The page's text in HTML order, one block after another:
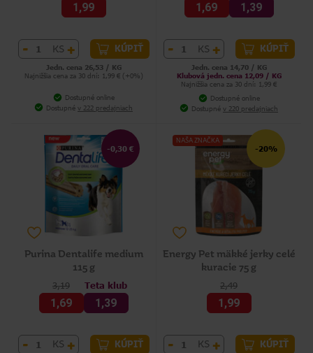
1,99
- KS + KÚPIŤ
Jedn. cena 26,53 / KG
Najnižšia cena za 30 dní: 1,99 € (+0%)
Dostupné online
Dostupné v 222 predajniach
1,69 1,39
- KS + KÚPIŤ
Jedn. cena 14,70 / KG
Klubová jedn. cena 12,09 / KG
Najnižšia cena za 30 dní: 1,99 €
Dostupné online
Dostupné v 220 predajniach
-0,30 €
Purina Dentalife medium
115 g
3,19
1,69
Teta klub
1,39
- KS + KÚPIŤ
NAŠA ZNAČKA
-20%
Energy Pet mäkké jerky celé
kuracie 75 g
2,49
1,99
- KS + KÚPIŤ